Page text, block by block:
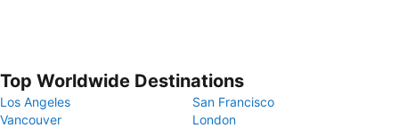
Top Worldwide Destinations
Los Angeles
San Francisco
Vancouver
London